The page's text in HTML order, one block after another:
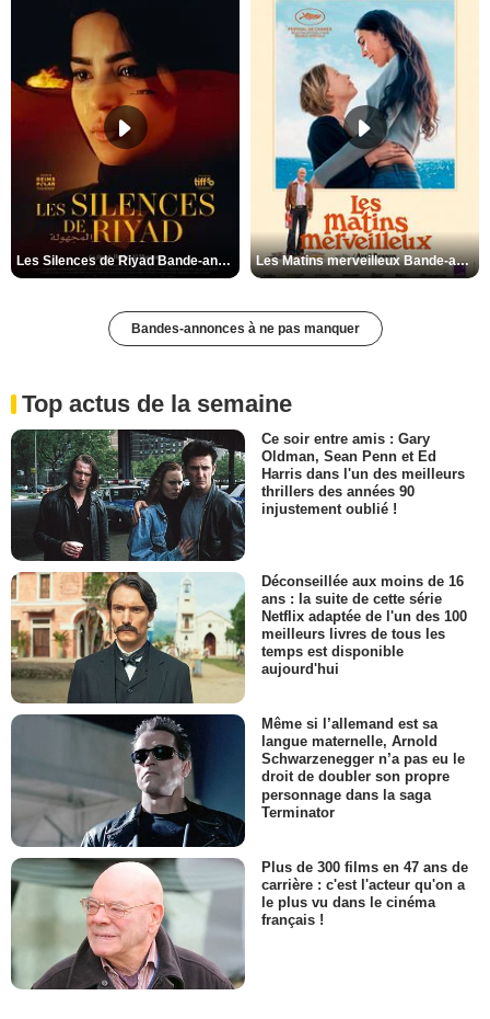
Les Silences de Riyad Bande-annonce VO STFR Les Matins merveilleux Bande-annonce VF
Bandes-annonces à ne pas manquer
Top actus de la semaine
Ce soir entre amis : Gary
Oldman, Sean Penn et Ed
Harris dans l'un des meilleurs
thrillers des années 90
injustement oublié !
Déconseillée aux moins de 16
ans : la suite de cette série
Netflix adaptée de l'un des 100
meilleurs livres de tous les
temps est disponible
aujourd'hui
Même si l’allemand est sa
langue maternelle, Arnold
Schwarzenegger n’a pas eu le
droit de doubler son propre
personnage dans la saga
Terminator
Plus de 300 films en 47 ans de
carrière : c'est l'acteur qu'on a
le plus vu dans le cinéma
français !